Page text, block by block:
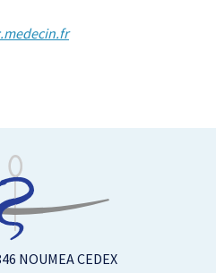
NOUMEA CEDEX